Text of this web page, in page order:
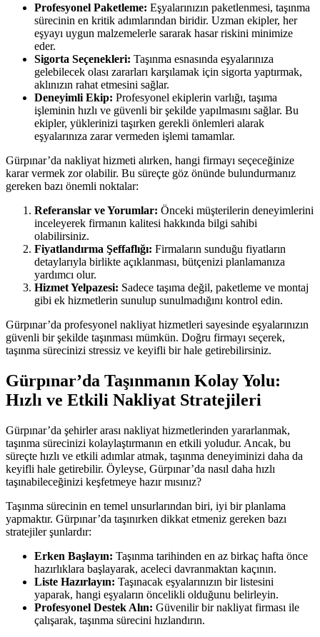
Profesyonel Paketleme: Eşyalarınızın paketlenmesi, taşınma
sürecinin en kritik adımlarından biridir. Uzman ekipler, her
eşyayı uygun malzemelerle sararak hasar riskini minimize
eder.
Sigorta Seçenekleri: Taşınma esnasında eşyalarınıza
gelebilecek olası zararları karşılamak için sigorta yaptırmak,
aklınızın rahat etmesini sağlar.
Deneyimli Ekip: Profesyonel ekiplerin varlığı, taşıma
işleminin hızlı ve güvenli bir şekilde yapılmasını sağlar. Bu
ekipler, yüklerinizi taşırken gerekli önlemleri alarak
eşyalarınıza zarar vermeden işlemi tamamlar.
Gürpınar’da nakliyat hizmeti alırken, hangi firmayı seçeceğinize
karar vermek zor olabilir. Bu süreçte göz önünde bulundurmanız
gereken bazı önemli noktalar:
Referanslar ve Yorumlar: Önceki müşterilerin deneyimlerini
inceleyerek firmanın kalitesi hakkında bilgi sahibi
olabilirsiniz.
Fiyatlandırma Şeffaflığı: Firmaların sunduğu fiyatların
detaylarıyla birlikte açıklanması, bütçenizi planlamanıza
yardımcı olur.
Hizmet Yelpazesi: Sadece taşıma değil, paketleme ve montaj
gibi ek hizmetlerin sunulup sunulmadığını kontrol edin.
Gürpınar’da profesyonel nakliyat hizmetleri sayesinde eşyalarınızın
güvenli bir şekilde taşınması mümkün. Doğru firmayı seçerek,
taşınma sürecinizi stressiz ve keyifli bir hale getirebilirsiniz.
Gürpınar’da Taşınmanın Kolay Yolu:
Hızlı ve Etkili Nakliyat Stratejileri
Gürpınar’da şehirler arası nakliyat hizmetlerinden yararlanmak,
taşınma sürecinizi kolaylaştırmanın en etkili yoludur. Ancak, bu
süreçte hızlı ve etkili adımlar atmak, taşınma deneyiminizi daha da
keyifli hale getirebilir. Öyleyse, Gürpınar’da nasıl daha hızlı
taşınabileceğinizi keşfetmeye hazır mısınız?
Taşınma sürecinin en temel unsurlarından biri, iyi bir planlama
yapmaktır. Gürpınar’da taşınırken dikkat etmeniz gereken bazı
stratejiler şunlardır:
Erken Başlayın: Taşınma tarihinden en az birkaç hafta önce
hazırlıklara başlayarak, aceleci davranmaktan kaçının.
Liste Hazırlayın: Taşınacak eşyalarınızın bir listesini
yaparak, hangi eşyaların öncelikli olduğunu belirleyin.
Profesyonel Destek Alın: Güvenilir bir nakliyat firması ile
çalışarak, taşınma sürecini hızlandırın.